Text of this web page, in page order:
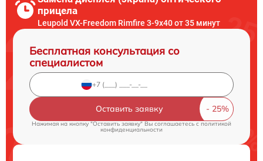
прицела
Leupold VX-Freedom Rimfire 3-9x40 от 35 минут
Бесплатная консультация со
специалистом
Оставить заявку
Нажимая на кнопку "Оставить заявку" Вы соглашаетесь cполитикой
конфиденциальности